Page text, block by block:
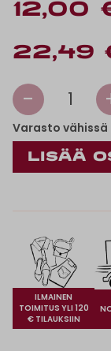
12,00
22,49
- 1
Varasto vähissä
ILMAINEN
TOIMITUS YLI 120
€ TILAUKSIIN